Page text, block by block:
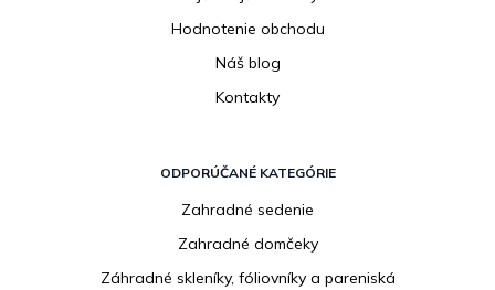
Hodnotenie obchodu
Náš blog
Kontakty
ODPORÚČANÉ KATEGÓRIE
Zahradné sedenie
Zahradné domčeky
Záhradné skleníky, fóliovníky a pareniská